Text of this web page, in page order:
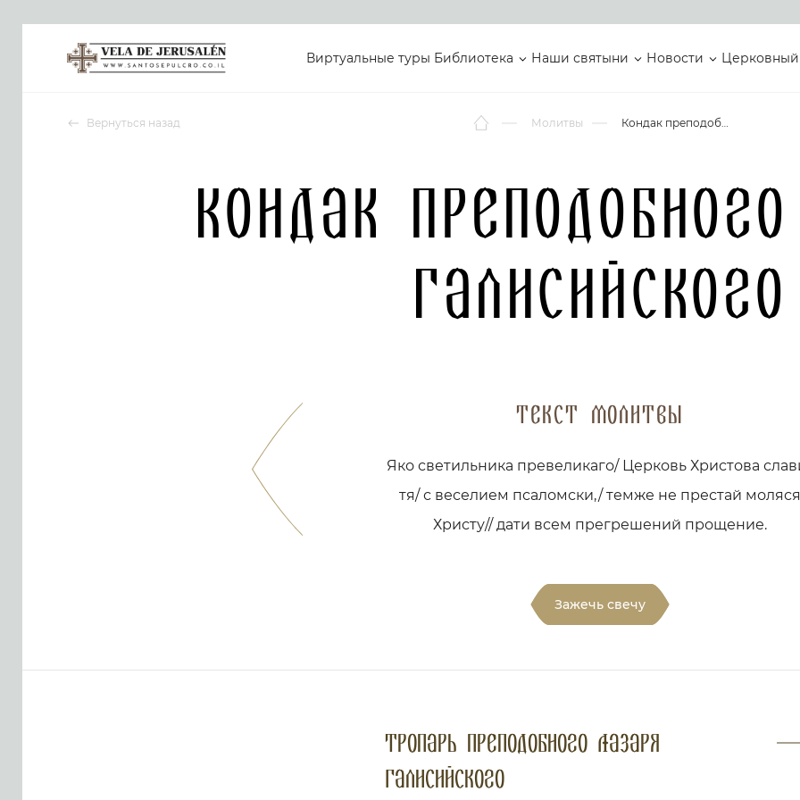
Виртуальные туры Библиотека Наши святыни Новости Церковный
Вернуться назад Молитвы Кондак преподобного Лазаря Галисийского
Кондак
Галисийского
Текст молитвы
Яко светильника превеликаго/ Церковь Христова
тя/ с веселием псаломски,/ темже не престай моляся
Христу// дати всем прегрешений прощение.
Зажечь свечу
Тропарь преподобного Лазаря
Галисийского